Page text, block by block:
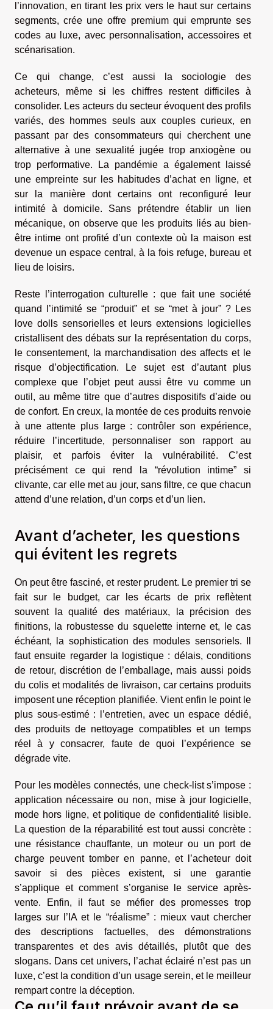
l’innovation, en tirant les prix vers le haut sur certains
segments, crée une offre premium qui emprunte ses
codes au luxe, avec personnalisation, accessoires et
scénarisation.
Ce qui change, c’est aussi la sociologie des
acheteurs, même si les chiffres restent difficiles à
consolider. Les acteurs du secteur évoquent des profils
variés, des hommes seuls aux couples curieux, en
passant par des consommateurs qui cherchent une
alternative à une sexualité jugée trop anxiogène ou
trop performative. La pandémie a également laissé
une empreinte sur les habitudes d’achat en ligne, et
sur la manière dont certains ont reconfiguré leur
intimité à domicile. Sans prétendre établir un lien
mécanique, on observe que les produits liés au bien-
être intime ont profité d’un contexte où la maison est
devenue un espace central, à la fois refuge, bureau et
lieu de loisirs.
Reste l’interrogation culturelle : que fait une société
quand l’intimité se “produit” et se “met à jour” ? Les
love dolls sensorielles et leurs extensions logicielles
cristallisent des débats sur la représentation du corps,
le consentement, la marchandisation des affects et le
risque d’objectification. Le sujet est d’autant plus
complexe que l’objet peut aussi être vu comme un
outil, au même titre que d’autres dispositifs d’aide ou
de confort. En creux, la montée de ces produits renvoie
à une attente plus large : contrôler son expérience,
réduire l’incertitude, personnaliser son rapport au
plaisir, et parfois éviter la vulnérabilité. C’est
précisément ce qui rend la “révolution intime” si
clivante, car elle met au jour, sans filtre, ce que chacun
attend d’une relation, d’un corps et d’un lien.
Avant d’acheter, les questions
qui évitent les regrets
On peut être fasciné, et rester prudent. Le premier tri se
fait sur le budget, car les écarts de prix reflètent
souvent la qualité des matériaux, la précision des
finitions, la robustesse du squelette interne et, le cas
échéant, la sophistication des modules sensoriels. Il
faut ensuite regarder la logistique : délais, conditions
de retour, discrétion de l’emballage, mais aussi poids
du colis et modalités de livraison, car certains produits
imposent une réception planifiée. Vient enfin le point le
plus sous-estimé : l’entretien, avec un espace dédié,
des produits de nettoyage compatibles et un temps
réel à y consacrer, faute de quoi l’expérience se
dégrade vite.
Pour les modèles connectés, une check-list s’impose :
application nécessaire ou non, mise à jour logicielle,
mode hors ligne, et politique de confidentialité lisible.
La question de la réparabilité est tout aussi concrète :
une résistance chauffante, un moteur ou un port de
charge peuvent tomber en panne, et l’acheteur doit
savoir si des pièces existent, si une garantie
s’applique et comment s’organise le service après-
vente. Enfin, il faut se méfier des promesses trop
larges sur l’IA et le “réalisme” : mieux vaut chercher
des descriptions factuelles, des démonstrations
transparentes et des avis détaillés, plutôt que des
slogans. Dans cet univers, l’achat éclairé n’est pas un
luxe, c’est la condition d’un usage serein, et le meilleur
rempart contre la déception.